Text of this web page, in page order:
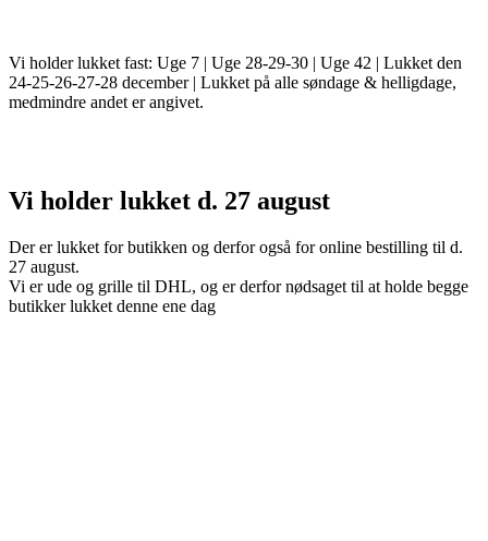
Vi holder lukket fast: Uge 7 | Uge 28-29-30 | Uge 42 | Lukket den
24-25-26-27-28 december | Lukket på alle søndage & helligdage,
medmindre andet er angivet.
Vi holder lukket d. 27 august
Der er lukket for butikken og derfor også for online bestilling til d.
27 august.
Vi er ude og grille til DHL, og er derfor nødsaget til at holde begge
butikker lukket denne ene dag